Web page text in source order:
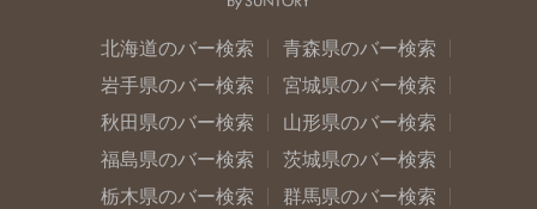
北海道のバー検索
青森県のバー検索
岩手県のバー検索
宮城県のバー検索
秋田県のバー検索
山形県のバー検索
福島県のバー検索
茨城県のバー検索
栃木県のバー検索
群馬県のバー検索